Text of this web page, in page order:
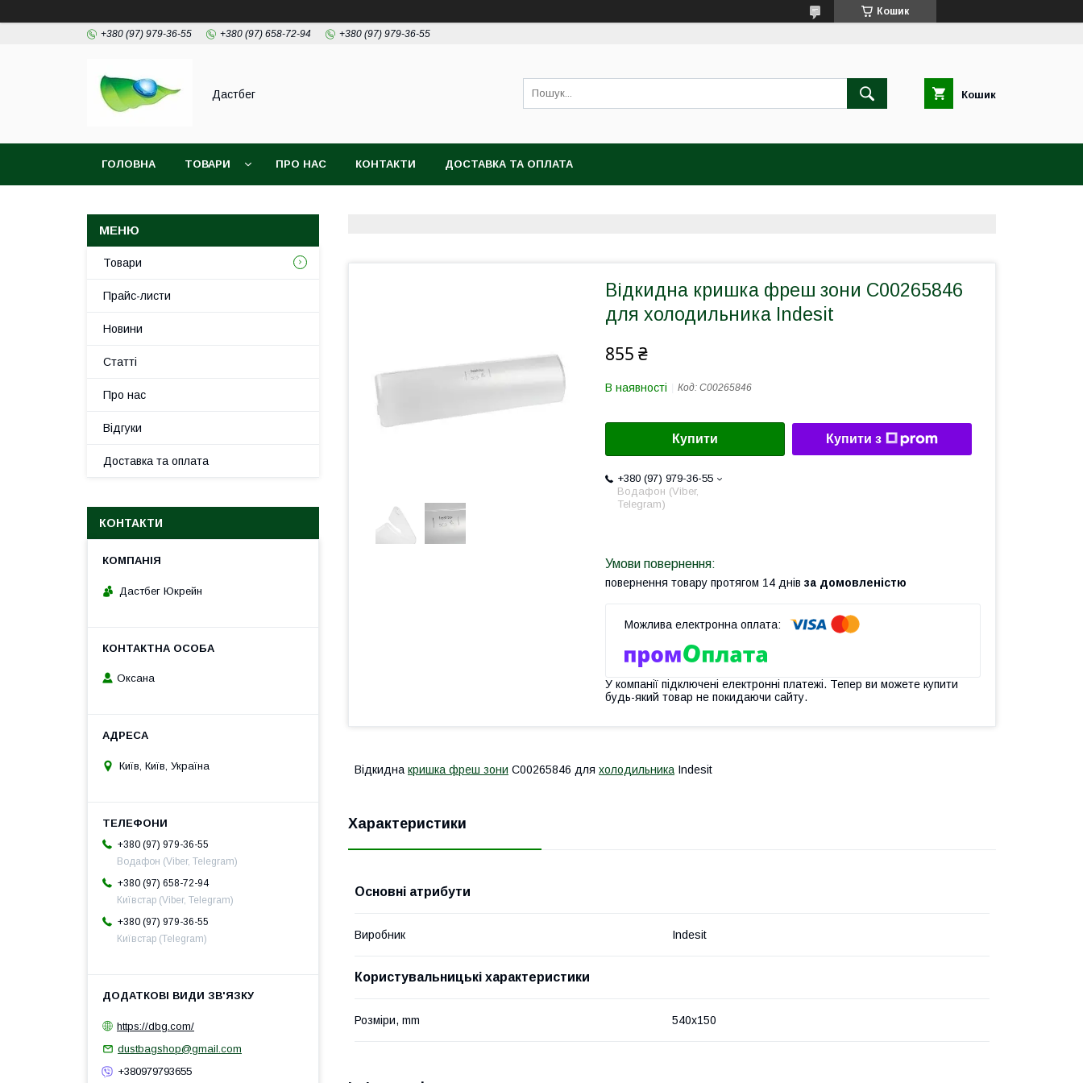
Кошик
+380 (97) 979-36-55 +380 (97) 658-72-94 +380 (97) 979-36-55
Дастбег Кошик
ГОЛОВНА ТОВАРИ ПРО НАС КОНТАКТИ ДОСТАВКА ТА ОПЛАТА
Відкидна кришка фреш зони C00265846
для холодильника Indesit
855 ₴
В наявності Код: C00265846
Купити Купити з
+380 (97) 979-36-55
Водафон (Viber,
Telegram)
повернення товару протягом 14 днів за домовленістю
У компанії підключені електронні платежі. Тепер ви можете купити
будь-який товар не покидаючи сайту.
Відкидна кришка фреш зони C00265846 для холодильника Indesit
Характеристики
Основні атрибути
Виробник Indesit
Користувальницькі характеристики
Розміри, mm 540x150
Товари
Прайс-листи
Новини
Статті
Про нас
Відгуки
Доставка та оплата
КОНТАКТИ
Дастбег Юкрейн
Оксана
Київ, Київ, Україна
+380 (97) 979-36-55
Водафон (Viber, Telegram)
+380 (97) 658-72-94
Київстар (Viber, Telegram)
+380 (97) 979-36-55
Київстар (Telegram)
https://dbg.com/
dustbagshop@gmail.com
+380979793655